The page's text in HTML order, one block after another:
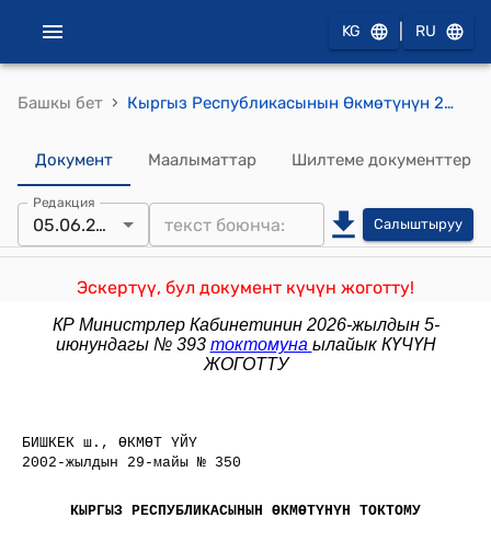
KG RU
Башкы бет › Кыргыз Республикасынын Өкмөтүнүн 2002-жылдын 29-майындагы № 350 "Кыргыз Республикасынын персонификациялаштырылган документтеринин Мамлекеттик реестри жөнүндө Жобону жана Кыргыз Республикасында колдонуудагы мамлекеттик маанидеги документтердин жана атайын мамлекеттик бланктардын тизмесин бекитүү тууралуу" токтому
Документ Маалыматтар Шилтеме документтер
Редакция
05.06.2026 Салыштыруу
Эскертүү, бул документ күчүн жоготту!